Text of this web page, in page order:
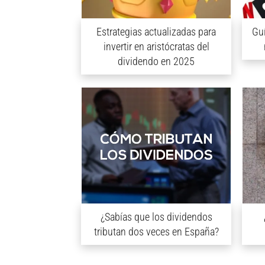
Estrategias actualizadas para
invertir en aristócratas del
dividendo en 2025
¿Sabías que los dividendos
tributan dos veces en España?